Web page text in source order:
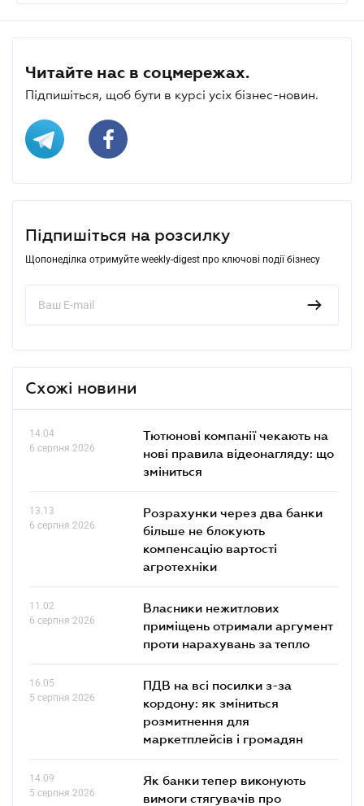
Читайте нас в соцмережах.
Підпишіться, щоб бути в курсі усіх бізнес-новин.
Підпишіться на розсилку
Щопонеділка отримуйте weekly-digest про ключові події бізнесу
Схожі новини
14.04
6 серпня 2026
Тютюнові компанії чекають на
нові правила відеонагляду: що
зміниться
13.13
6 серпня 2026
Розрахунки через два банки
більше не блокують
компенсацію вартості
агротехніки
11.02
6 серпня 2026
Власники нежитлових
приміщень отримали аргумент
проти нарахувань за тепло
16.05
5 серпня 2026
ПДВ на всі посилки з-за
кордону: як зміниться
розмитнення для
маркетплейсів і громадян
14.09
5 серпня 2026
Як банки тепер виконують
вимоги стягувачів про